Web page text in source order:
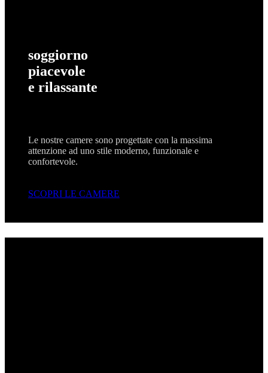
soggiorno
piacevole
e rilassante
Le nostre camere sono progettate con la massima
attenzione ad uno stile moderno, funzionale e
confortevole.
SCOPRI LE CAMERE